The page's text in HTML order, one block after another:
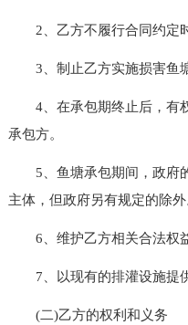
2、乙方不履行合同约定时
3、制止乙方实施损害鱼塘
4、在承包期终止后，有
承包方。
5、鱼塘承包期间，政府
主体，但政府另有规定的除外
6、维护乙方相关合法权益
7、以现有的排灌设施提供
(二)乙方的权利和义务